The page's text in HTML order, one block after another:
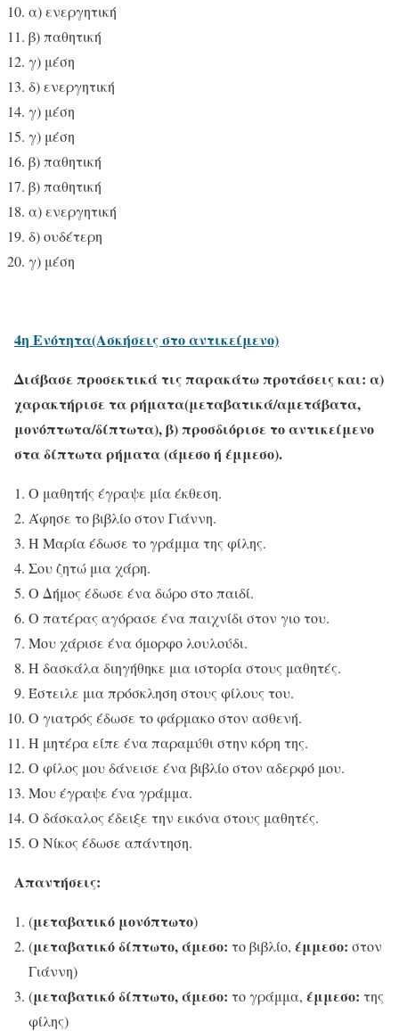
α) ενεργητική
β) παθητική
γ) μέση
δ) ενεργητική
γ) μέση
γ) μέση
β) παθητική
β) παθητική
α) ενεργητική
δ) ουδέτερη
γ) μέση
4η Ενότητα(Ασκήσεις στο αντικείμενο)
Διάβασε προσεκτικά τις παρακάτω προτάσεις και: α)
χαρακτήρισε τα ρήματα(μεταβατικά/αμετάβατα,
μονόπτωτα/δίπτωτα),β) προσδιόρισε το αντικείμενο
στα δίπτωτα ρήματα (άμεσο ή έμμεσο).
Ο μαθητής έγραψε μία έκθεση.
Άφησε το βιβλίο στον Γιάννη.
Η Μαρία έδωσε το γράμμα της φίλης.
Σου ζητώ μια χάρη.
Ο Δήμος έδωσε ένα δώρο στο παιδί.
Ο πατέρας αγόρασε ένα παιχνίδι στον γιο του.
Μου χάρισε ένα όμορφο λουλούδι.
Η δασκάλα διηγήθηκε μια ιστορία στους μαθητές.
Έστειλε μια πρόσκληση στους φίλους του.
Ο γιατρός έδωσε το φάρμακο στον ασθενή.
Η μητέρα είπε ένα παραμύθι στην κόρη της.
Ο φίλος μου δάνεισε ένα βιβλίο στον αδερφό μου.
Μου έγραψε ένα γράμμα.
Ο δάσκαλος έδειξε την εικόνα στους μαθητές.
Ο Νίκος έδωσε απάντηση.
Απαντήσεις:
(μεταβατικό μονόπτωτο)
(μεταβατικό δίπτωτο, άμεσο: το βιβλίο, έμμεσο: στον
Γιάννη)
(μεταβατικό δίπτωτο, άμεσο: το γράμμα, έμμεσο: της
φίλης)